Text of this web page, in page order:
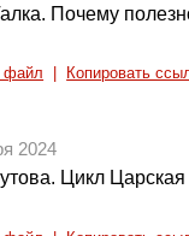
Почему
файл Копировать
2024
Цикл Царская